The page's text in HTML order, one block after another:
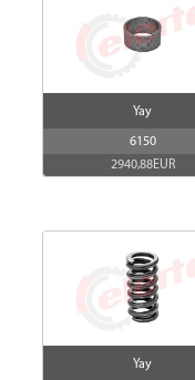
Yay
6150
2940,88EUR
Yay